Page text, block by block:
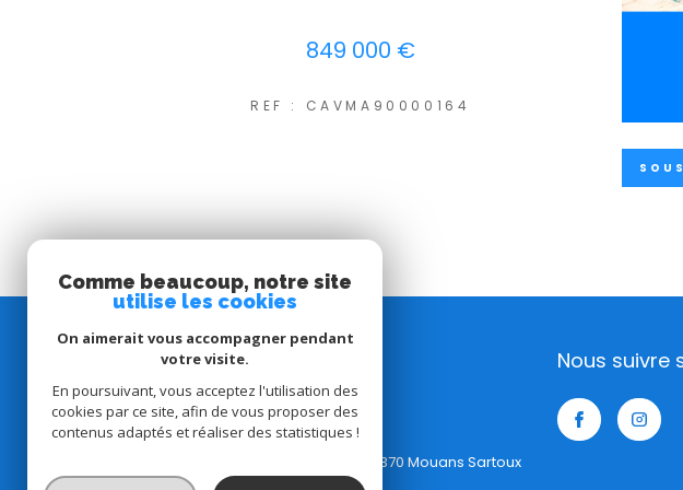
849 000 €
REF : CAVMA90000164
C l'Agence
Bureau: 04.65.84.36.91
Email:contact@clagence.com
Adresse: 6 avenue de Grasse, 06370 Mouans Sartoux
Nous suivre
Comme beaucoup, notre site
utilise les cookies
On aimerait vous accompagner pendant
votre visite.
En poursuivant, vous acceptez l'utilisation des
cookies par ce site, afin de vous proposer des
contenus adaptés et réaliser des statistiques !